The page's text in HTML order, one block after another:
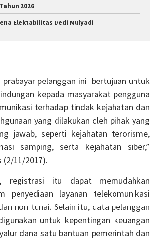
2026
Elektabilitas Dedi Mulyadi
prabayar pelanggan ini bertujuan untuk
kepada masyarakat pengguna
terhadap tindak kejahatan dan
yang dilakukan oleh pihak yang
jawab, seperti kejahatan terorisme,
samping, serta kejahatan siber,”
(2/11/2017).
registrasi itu dapat memudahkan
penyediaan layanan telekomunikasi
non tunai. Selain itu, data pelanggan
untuk kepentingan keuangan
dana satu bantuan pemerintah dan